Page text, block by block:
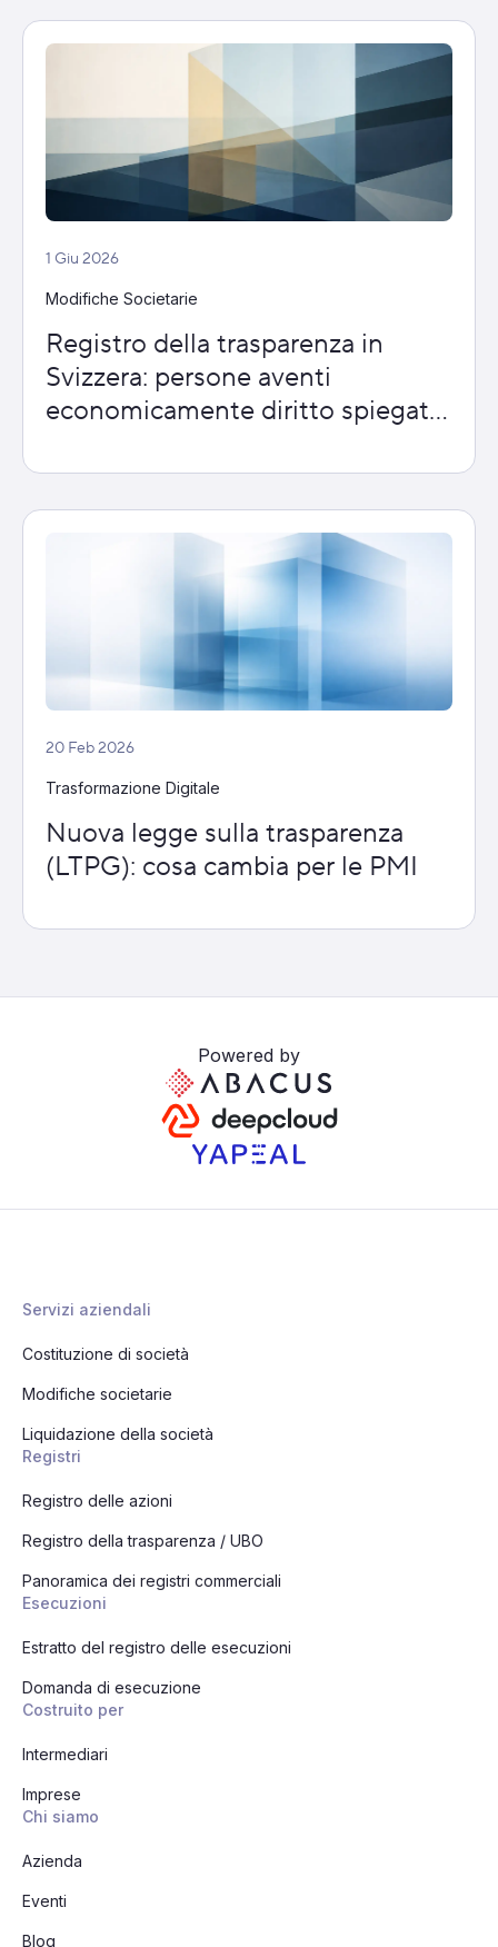
1 Giu 2026
Modifiche Societarie
Registro della trasparenza in
Svizzera: persone aventi
economicamente diritto spiegate
20 Feb 2026
Trasformazione Digitale
Nuova legge sulla trasparenza
(LTPG): cosa cambia per le PMI
Powered by
Servizi aziendali
Costituzione di società
Modifiche societarie
Liquidazione della società
Registri
Registro delle azioni
Registro della trasparenza / UBO
Panoramica dei registri commerciali
Esecuzioni
Estratto del registro delle esecuzioni
Domanda di esecuzione
Costruito per
Intermediari
Imprese
Chi siamo
Azienda
Eventi
Blog